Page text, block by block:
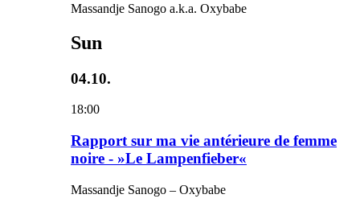
Massandje Sanogo a.k.a. Oxybabe
Sun
04.10.
18:00
Rapport sur ma vie antérieure de femme
noire - »Le Lampenfieber«
Massandje Sanogo – Oxybabe